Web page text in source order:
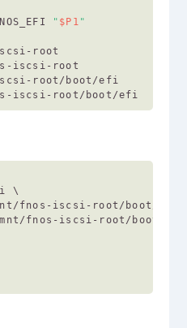
" $P1 "
root
iscsi-root
root/boot/efi
\
fnos-iscsi-root/boot/efi
fnos-iscsi-root/boot \